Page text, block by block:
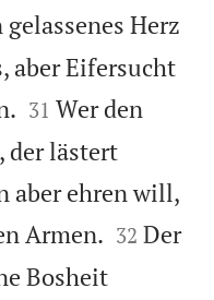
gelassenes Herz
aber Eifersucht


31 Wer den
der lästert
aber ehren will,
Armen. 

32 Der
Bosheit